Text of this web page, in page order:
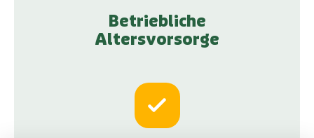
Betriebliche
Altersvorsorge